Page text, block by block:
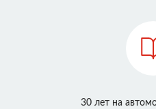
30 лет на